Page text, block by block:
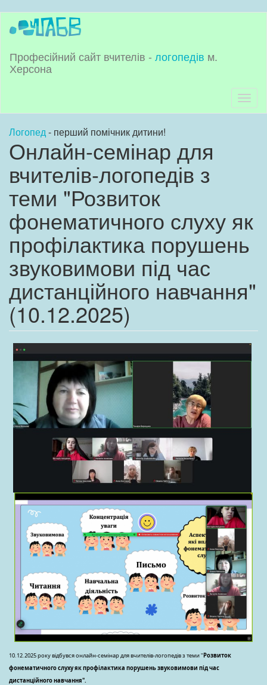
Перейти
матеріалу
Професійний сайт вчителів - логопедів м.
Херсона
Логопед- перший помічник дитини!
Онлайн-семінар для
вчителів-логопедів з
теми "Розвиток
фонематичного слуху як
профілактика порушень
звуковимови під час
дистанційного навчання"
(10.12.2025)
10.12.2025 року відбувся онлайн-семінар для вчителів-логопедів з теми "Розвиток
фонематичного слуху як профілактика порушень звуковимови під час
дистанційного навчання".